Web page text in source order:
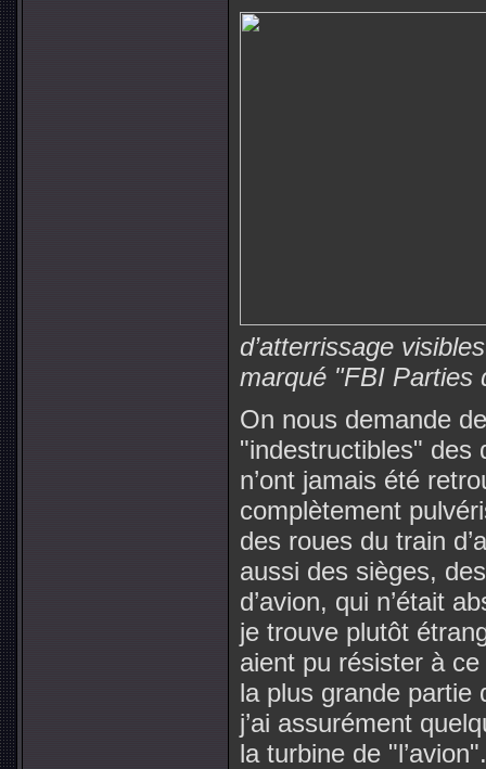
d’atterrissage
marqué "FBI Parties
On nous demande
"indestructibles" des
n’ont jamais été
complètement
des roues du train
aussi des sièges,
d’avion, qui n’était
je trouve plutôt
aient pu résister à
la plus grande partie
j’ai assurément
la turbine de "l’avion".